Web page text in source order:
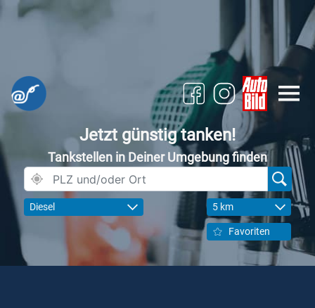
Jetzt günstig tanken!
Tankstellen in Deiner Umgebung finden
Diesel 5 km
Favoriten